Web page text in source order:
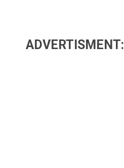
ADVERTISMENT: